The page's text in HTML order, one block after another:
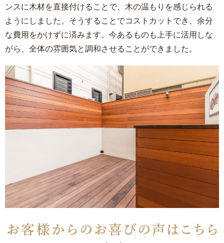
ンスに木材を直接付けることで、木の温もりを感じられる
ようにしました。そうすることでコストカットでき、余分
な費用をかけずに済みます。今あるものも上手に活用しな
がら、全体の雰囲気と調和させることができました。